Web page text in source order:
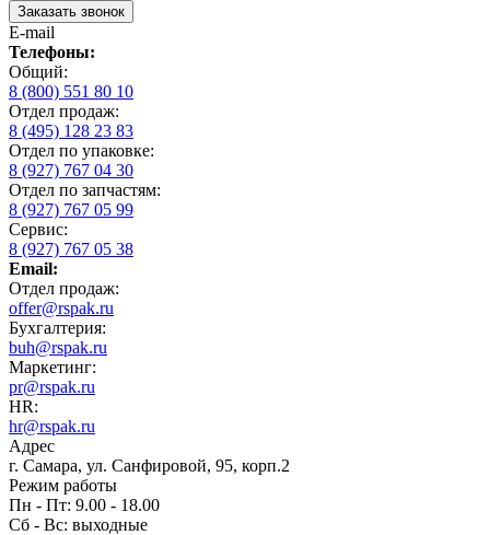
Заказать звонок
E-mail
Телефоны:
Общий:
8 (800) 551 80 10
Отдел продаж:
8 (495) 128 23 83
Отдел по упаковке:
8 (927) 767 04 30
Отдел по запчастям:
8 (927) 767 05 99
Сервис:
8 (927) 767 05 38
Email:
Отдел продаж:
offer@rspak.ru
Бухгалтерия:
buh@rspak.ru
Маркетинг:
pr@rspak.ru
HR:
hr@rspak.ru
Адрес
г. Самара, ул. Санфировой, 95, корп.2
Режим работы
Пн - Пт: 9.00 - 18.00
Сб - Вс: выходные